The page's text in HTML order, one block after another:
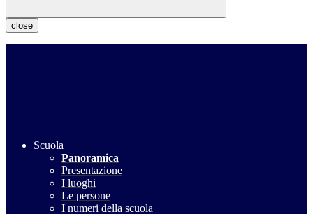
close
Scuola
Panoramica
Presentazione
I luoghi
Le persone
I numeri della scuola